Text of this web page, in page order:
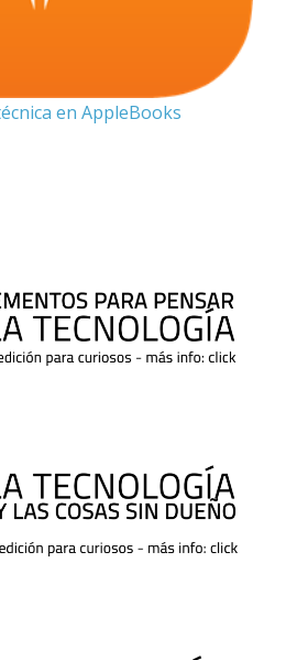
en AppleBooks